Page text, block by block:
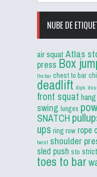
NUBE DE
air squat Atlas
press Box
the bar chest to bar
deadlift dips
front squat
swing lunges
SNATCH
ups ring row rope
twist shoulder
sled push sto
toes to bar